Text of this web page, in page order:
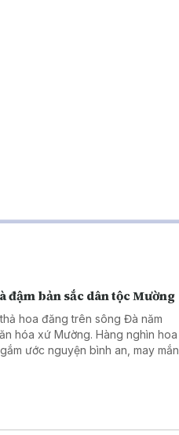
đậm bản sắc dân tộc Mường
hoa đăng trên sông Đà năm
hóa xứ Mường. Hàng nghìn hoa
ước nguyện bình an, may mắn